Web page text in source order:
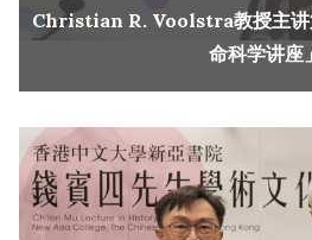
Christian R. Voolstra教授主讲
命科学讲座」